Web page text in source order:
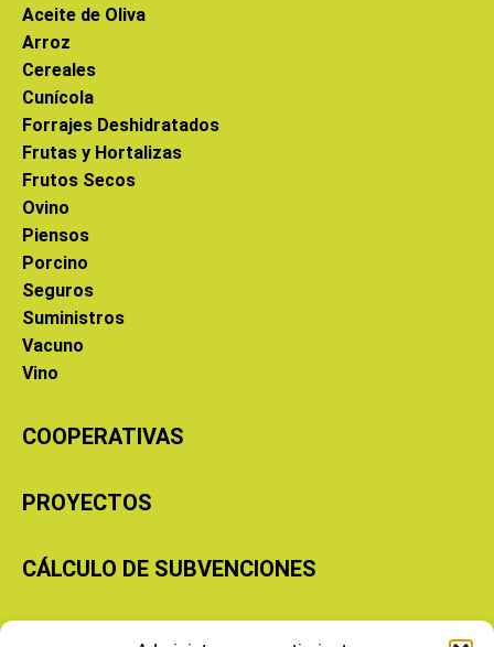
Aceite de Oliva
Arroz
Cereales
Cunícola
Forrajes Deshidratados
Frutas y Hortalizas
Frutos Secos
Ovino
Piensos
Porcino
Seguros
Suministros
Vacuno
Vino
COOPERATIVAS
PROYECTOS
CÁLCULO DE SUBVENCIONES